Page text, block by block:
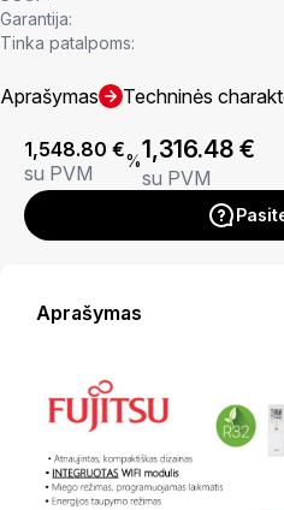
Garantija:
Tinka patalpoms:
Aprašymas Techninės
1,548.80 €
su PVM
%1,316.48 €
su PVM
Aprašymas